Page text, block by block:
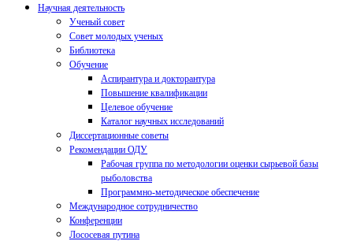
Научная деятельность
Ученый совет
Совет молодых ученых
Библиотека
Обучение
Аспирантура и докторантура
Повышение квалификации
Целевое обучение
Каталог научных исследований
Диссертационные советы
Рекомендации ОДУ
Рабочая группа по методологии оценки сырьевой базы
рыболовства
Программно-методическое обеспечение
Международное сотрудничество
Конференции
Лососевая путина